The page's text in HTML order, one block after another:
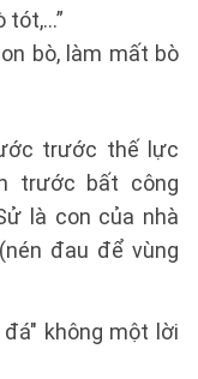
bò, làm mất bò
trước thế lực
trước bất công
là con của nhà
đau để vùng
không một lời